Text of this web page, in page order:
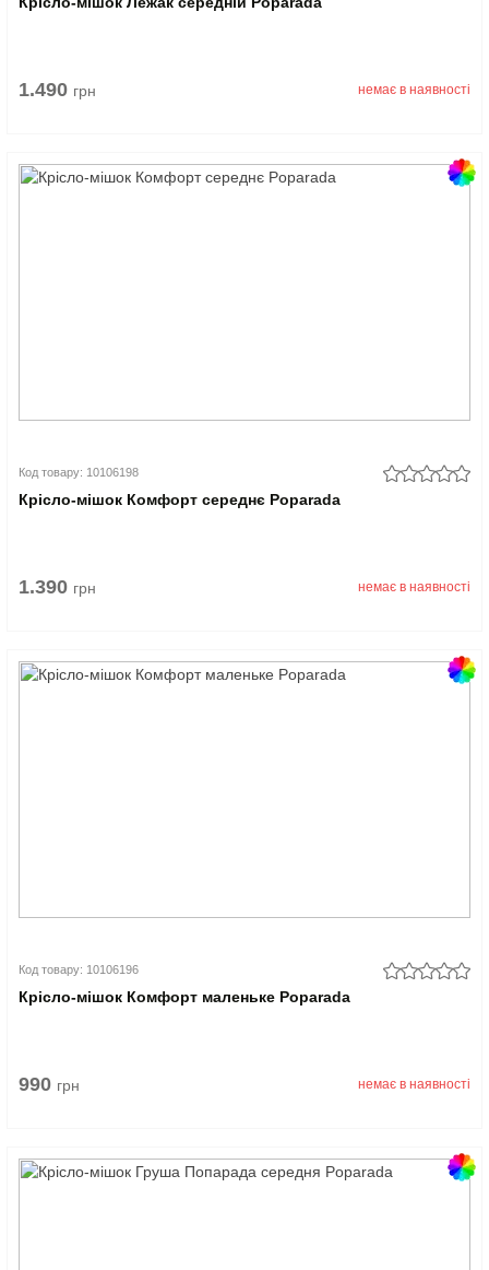
1.490 грн немає в наявності
Код товару: 10106198
Крісло-мішок Комфорт середнє Poparada
1.390 грн немає в наявності
Код товару: 10106196
Крісло-мішок Комфорт маленьке Poparada
990 грн немає в наявності